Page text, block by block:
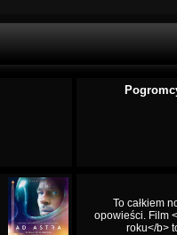
To całkiem
opowieści. Film
roku</b>